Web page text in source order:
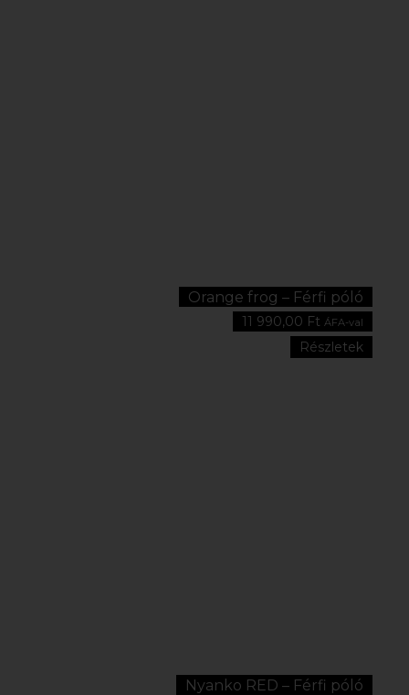
Orange frog – Férfi póló
11 990,00 Ft ÁFA-val
Részletek
Nyanko RED – Férfi póló